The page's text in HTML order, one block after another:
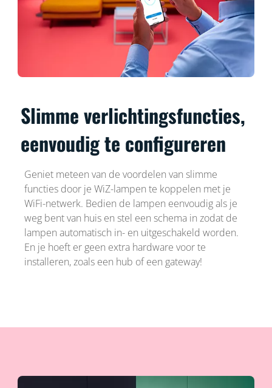
Slimme verlichtingsfuncties,
eenvoudig te configureren
Geniet meteen van de voordelen van slimme
functies door je WiZ-lampen te koppelen met je
WiFi-netwerk. Bedien de lampen eenvoudig als je
weg bent van huis en stel een schema in zodat de
lampen automatisch in- en uitgeschakeld worden.
En je hoeft er geen extra hardware voor te
installeren, zoals een hub of een gateway!